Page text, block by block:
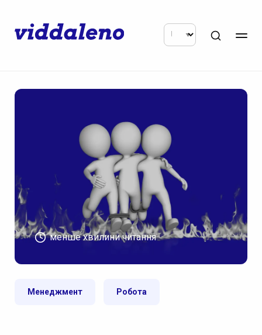
менше хвилини читання
Менеджмент Робота